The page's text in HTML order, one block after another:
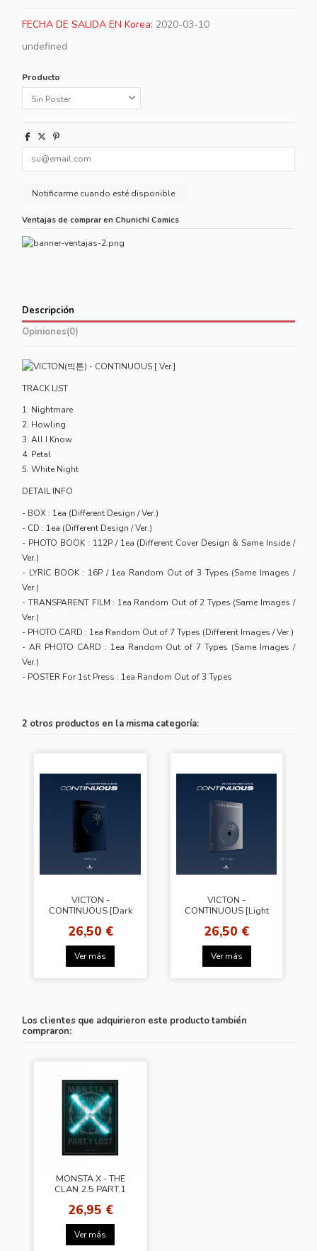
FECHA DE SALIDA EN Korea: 2020-03-10
undefined
Producto
Ventajas de comprar en Chunichi Comics
Descripción
Opiniones(0)
TRACK LIST
1. Nightmare
2. Howling
3. All I Know
4. Petal
5. White Night
DETAIL INFO
- BOX : 1ea (Different Design / Ver.)
- CD : 1ea (Different Design / Ver.)
- PHOTO BOOK : 112P / 1ea (Different Cover Design & Same Inside /
Ver.)
- LYRIC BOOK : 16P / 1ea Random Out of 3 Types (Same Images /
Ver.)
- TRANSPARENT FILM : 1ea Random Out of 2 Types (Same Images /
Ver.)
- PHOTO CARD : 1ea Random Out of 7 Types (Different Images / Ver.)
- AR PHOTO CARD : 1ea Random Out of 7 Types (Same Images /
Ver.)
- POSTER For 1st Press : 1ea Random Out of 3 Types
2 otros productos en la misma categoría:
VICTON -
CONTINUOUS [Dark
26,50 €
Ver más
VICTON -
CONTINUOUS [Light
26,50 €
Ver más
Los clientes que adquirieron este producto también
compraron:
MONSTA X - THE
CLAN 2.5 PART.1
26,95 €
Ver más